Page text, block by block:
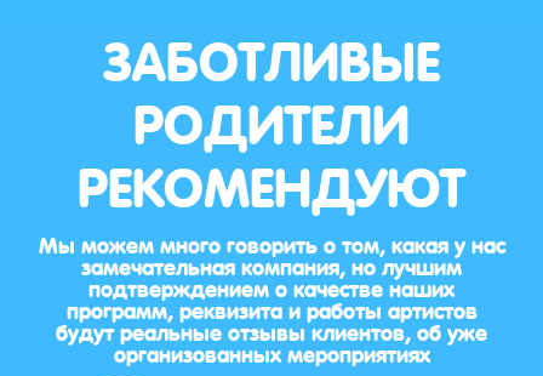
ЗАБОТЛИВЫЕ
РОДИТЕЛИ
РЕКОМЕНДУЮТ
Мы можем много говорить о том, какая у нас
замечательная компания, но лучшим
подтверждением о качестве наших
программ, реквизита и работы артистов
будут реальные отзывы клиентов, об уже
организованных мероприятиях